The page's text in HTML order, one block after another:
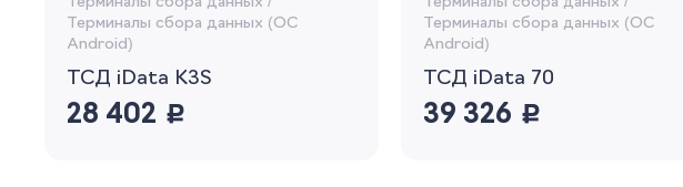
Терминалы сбора данных (OC
Android)
ТСД iData K3S
28 402 руб.
Терминалы сбора данных (OC
Android)
ТСД iData 70
39 326 руб.